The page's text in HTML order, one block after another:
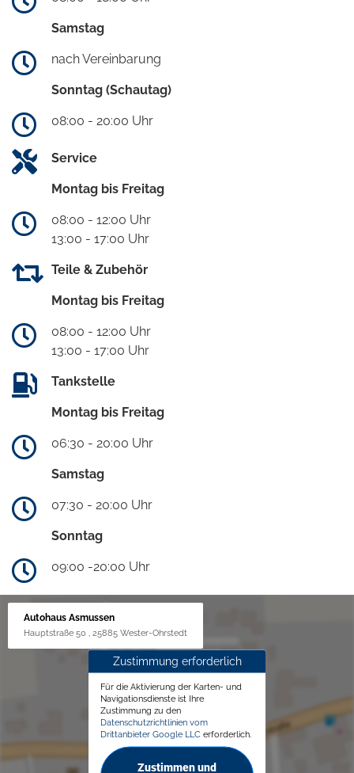
Samstag
nach Vereinbarung
Sonntag (Schautag)
08:00 - 20:00 Uhr
Service
Montag bis Freitag
08:00 - 12:00 Uhr
13:00 - 17:00 Uhr
Teile & Zubehör
Montag bis Freitag
08:00 - 12:00 Uhr
13:00 - 17:00 Uhr
Tankstelle
Montag bis Freitag
06:30 - 20:00 Uhr
Samstag
07:30 - 20:00 Uhr
Sonntag
09:00 -20:00 Uhr
Autohaus Asmussen
Hauptstraße 50 , 25885 Wester-Ohrstedt
Zustimmung erforderlich
Für die Aktivierung der Karten- und
Navigationsdienste ist Ihre
Zustimmung zu den
Datenschutzrichtlinien vom
Drittanbieter Google LLC erforderlich.
Zustimmen und